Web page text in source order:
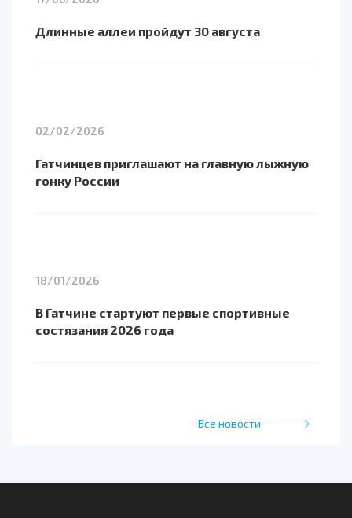
Длинные аллеи пройдут 30 августа
02/02/2026
Гатчинцев приглашают на главную лыжную
гонку России
18/01/2026
В Гатчине стартуют первые спортивные
состязания 2026 года
Все новости